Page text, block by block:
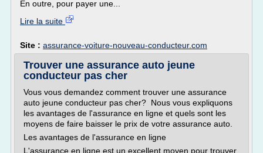
En outre, pour payer une...
Lire la suite
Site : assurance-voiture-nouveau-conducteur.com
Trouver une assurance auto jeune
conducteur pas cher
Vous vous demandez comment trouver une assurance
auto jeune conducteur pas cher? Nous vous expliquons
les avantages de l'assurance en ligne et quels sont les
moyens de faire baisser le prix de votre assurance auto.
Les avantages de l'assurance en ligne
L'assurance en ligne est un excellent moyen pour trouver